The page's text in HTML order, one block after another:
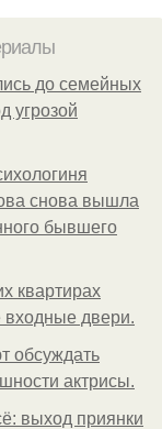
до семейных
угрозой
снова вышла
бывшего
квартирах
входные двери.
обсуждать
актрисы.
выход приянки